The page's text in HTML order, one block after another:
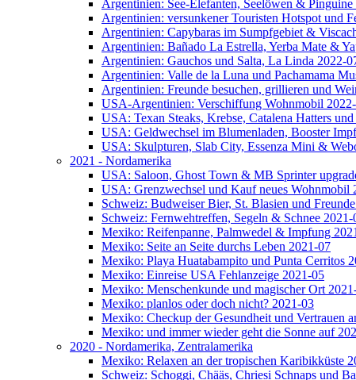
Argentinien: See-Elefanten, Seelöwen & Pinguine
Argentinien: versunkener Touristen Hotspot und
Argentinien: Capybaras im Sumpfgebiet &
Argentinien: Bañado La Estrella, Yerba Mate &
Argentinien: Gauchos und Salta, La Linda 2022-
Argentinien: Valle de la Luna und Pachamama
Argentinien: Freunde besuchen, grillieren und
USA-Argentinien: Verschiffung Wohnmobil
USA: Texan Steaks, Krebse, Catalena Hatters
USA: Geldwechsel im Blumenladen, Booster
USA: Skulpturen, Slab City, Essenza Mini &
2021 - Nordamerika
USA: Saloon, Ghost Town & MB Sprinter
USA: Grenzwechsel und Kauf neues Wohnmobil
Schweiz: Budweiser Bier, St. Blasien und
Schweiz: Fernwehtreffen, Segeln & Schnee 2021-
Mexiko: Reifenpanne, Palmwedel & Impfung
Mexiko: Seite an Seite durchs Leben 2021-07
Mexiko: Playa Huatabampito und Punta Cerritos
Mexiko: Einreise USA Fehlanzeige 2021-05
Mexiko: Menschenkunde und magischer Ort
Mexiko: planlos oder doch nicht? 2021-03
Mexiko: Checkup der Gesundheit und Vertrauen
Mexiko: und immer wieder geht die Sonne auf
2020 - Nordamerika, Zentralamerika
Mexiko: Relaxen an der tropischen Karibikküste
Schweiz: Schoggi, Chääs, Chriesi Schnaps und